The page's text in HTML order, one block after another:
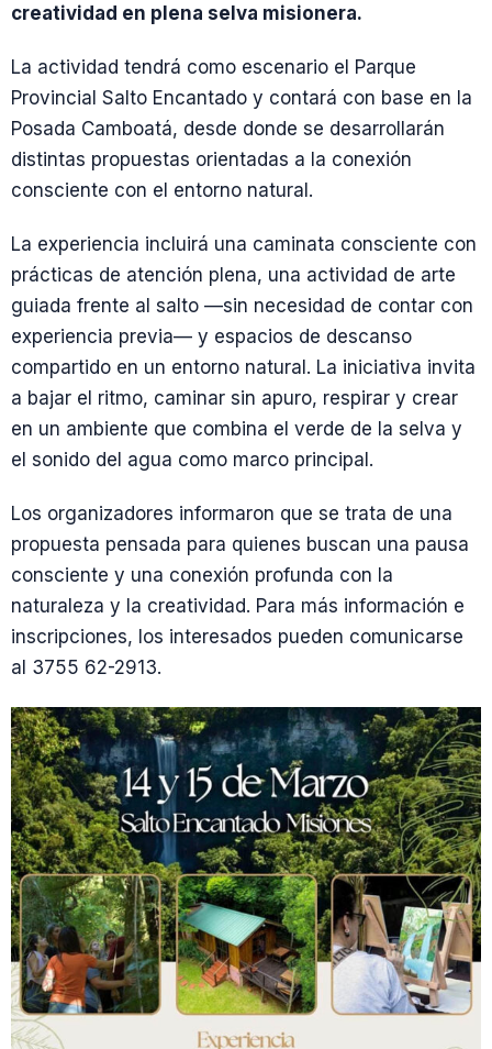
creatividad en plena selva misionera.
La actividad tendrá como escenario el Parque
Provincial Salto Encantado y contará con base en la
Posada Camboatá, desde donde se desarrollarán
distintas propuestas orientadas a la conexión
consciente con el entorno natural.
La experiencia incluirá una caminata consciente con
prácticas de atención plena, una actividad de arte
guiada frente al salto —sin necesidad de contar con
experiencia previa— y espacios de descanso
compartido en un entorno natural. La iniciativa invita
a bajar el ritmo, caminar sin apuro, respirar y crear
en un ambiente que combina el verde de la selva y
el sonido del agua como marco principal.
Los organizadores informaron que se trata de una
propuesta pensada para quienes buscan una pausa
consciente y una conexión profunda con la
naturaleza y la creatividad. Para más información e
inscripciones, los interesados pueden comunicarse
al 3755 62-2913.